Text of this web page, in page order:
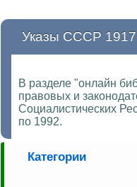
Указы СССР
В разделе "онлайн
правовых и
Социалистических
по 1992.
Категории